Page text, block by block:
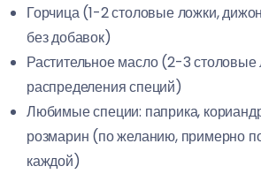
Горчица (1-2 столовые ложки,
без добавок)
Растительное масло (2-3
распределения специй)
Любимые специи: паприка,
розмарин (по желанию, примерно
каждой)